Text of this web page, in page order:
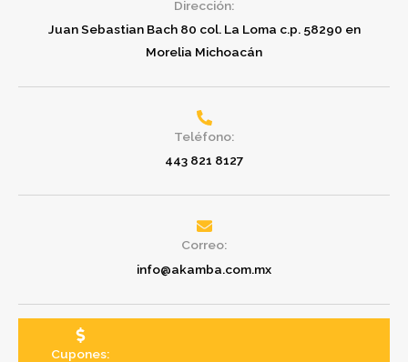
Dirección:
Juan Sebastian Bach 80 col. La Loma c.p. 58290 en
Morelia Michoacán
Teléfono:
443 821 8127
Correo:
info@akamba.com.mx
Cupones: